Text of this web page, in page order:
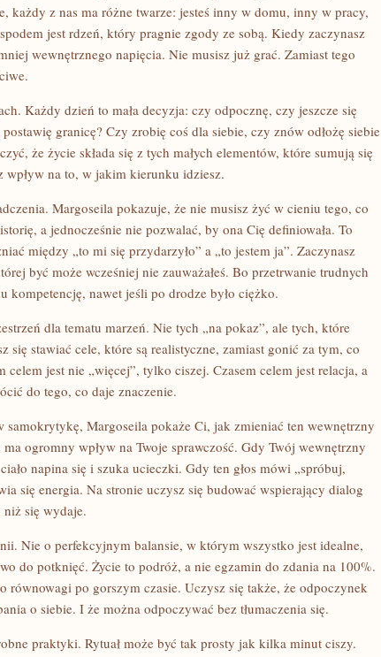
każdy z nas ma różne twarze: jesteś inny w domu, inny w pracy,
jest rdzeń, który pragnie zgody ze sobą. Kiedy zaczynasz
wewnętrznego napięcia. Nie musisz już grać. Zamiast tego
Każdy dzień to mała decyzja: czy odpocznę, czy jeszcze się
granicę? Czy zrobię coś dla siebie, czy znów odłożę siebie
że życie składa się z tych małych elementów, które sumują się
wpływ na to, w jakim kierunku idziesz.
Margoseila pokazuje, że nie musisz żyć w cieniu tego, co
a jednocześnie nie pozwalać, by ona Cię definiowała. To
między „to mi się przydarzyło” a „to jestem ja”. Zaczynasz
być może wcześniej nie zauważałeś. Bo przetrwanie trudnych
kompetencję, nawet jeśli po drodze było ciężko.
dla tematu marzeń. Nie tych „na pokaz”, ale tych, które
się stawiać cele, które są realistyczne, zamiast gonić za tym, co
celem jest nie „więcej”, tylko ciszej. Czasem celem jest relacja, a
do tego, co daje znaczenie.
samokrytykę, Margoseila pokaże Ci, jak zmieniać ten wewnętrzny
ogromny wpływ na Twoje sprawczość. Gdy Twój wewnętrzny
napina się i szuka ucieczki. Gdy ten głos mówi „spróbuj,
się energia. Na stronie uczysz się budować wspierający dialog
się wydaje.
Nie o perfekcyjnym balansie, w którym wszystko jest idealne,
do potknięć. Życie to podróż, a nie egzamin do zdania na 100%.
równowagi po gorszym czasie. Uczysz się także, że odpoczynek
o siebie. I że można odpoczywać bez tłumaczenia się.
praktyki. Rytuał może być tak prosty jak kilka minut ciszy.